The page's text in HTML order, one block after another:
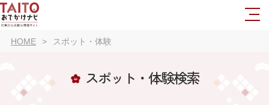
HOME スポット・体験
スポット・体験検索